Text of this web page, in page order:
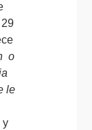
o
le
y